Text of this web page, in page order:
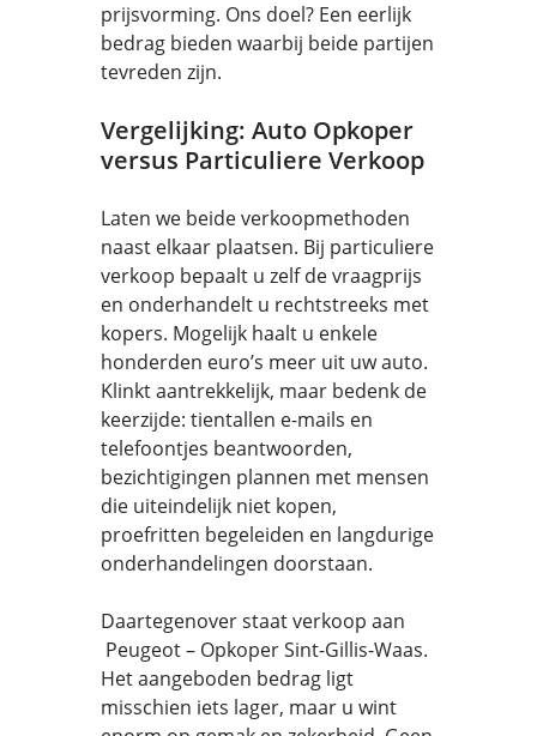
prijsvorming. Ons doel? Een eerlijk
bedrag bieden waarbij beide partijen
tevreden zijn.
Vergelijking: Auto Opkoper
versus Particuliere Verkoop
Laten we beide verkoopmethoden
naast elkaar plaatsen. Bij particuliere
verkoop bepaalt u zelf de vraagprijs
en onderhandelt u rechtstreeks met
kopers. Mogelijk haalt u enkele
honderden euro’s meer uit uw auto.
Klinkt aantrekkelijk, maar bedenk de
keerzijde: tientallen e-mails en
telefoontjes beantwoorden,
bezichtigingen plannen met mensen
die uiteindelijk niet kopen,
proefritten begeleiden en langdurige
onderhandelingen doorstaan.
Daartegenover staat verkoop aan
Peugeot – Opkoper Sint-Gillis-Waas.
Het aangeboden bedrag ligt
misschien iets lager, maar u wint